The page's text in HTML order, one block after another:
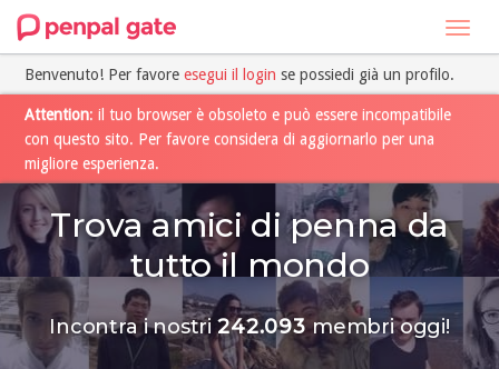
Benvenuto! Per favore esegui il login se possiedi già un profilo.
Attention: il tuo browser è obsoleto e può essere incompatibile
con questo sito. Per favore considera di aggiornarlo per una
migliore esperienza.
Trova amici di penna da
tutto il mondo
Incontra i nostri242.093membri oggi!